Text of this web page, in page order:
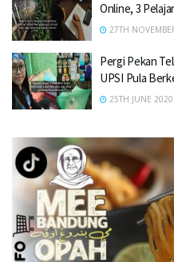
Online, 3
27TH
Pergi Pekan
UPSI Pula
25TH JUNE 2020